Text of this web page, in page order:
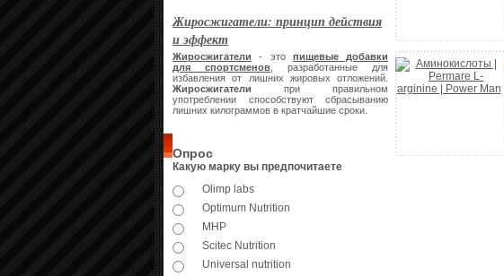
Жиросжигатели: принцип действия
и эффект
Жиросжигатели - это пищевые добавки
для спортсменов , разработанные для
избавления от лишних жировых отложений.
Жиросжигатели при правильном
употреблении способствуют сбрасыванию
лишних килограммов в кратчайшие сроки.
Опрос
Какую марку вы предпочитаете
Olimp labs
Optimum Nutrition
MHP
Scitec Nutrition
Universal nutrition